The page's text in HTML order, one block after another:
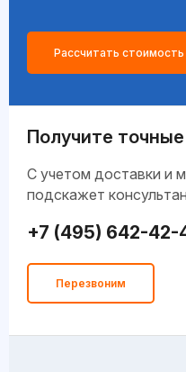
Рассчитать стоимость
Получите
C учетом доставки и
подскажет
+7 (495) 642-42-
Перезвоним